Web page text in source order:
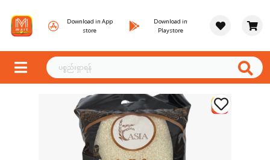
Download in App
store
Download in
Playstore